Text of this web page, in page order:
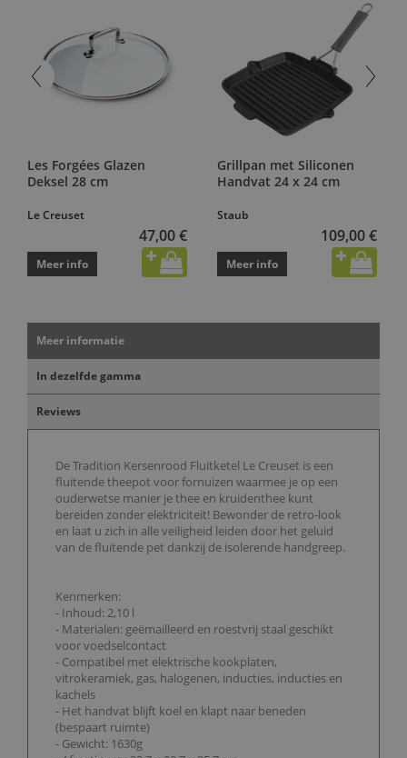
Les Forgées Glazen
Deksel 28 cm
Le Creuset
47,00 €
Meer info
Grillpan met Siliconen
Handvat 24 x 24 cm
Staub
109,00 €
Meer info
Meer informatie
In dezelfde gamma
Reviews
De Tradition Kersenrood Fluitketel Le Creuset is een
fluitende theepot voor fornuizen waarmee je op een
ouderwetse manier je thee en kruidenthee kunt
bereiden zonder elektriciteit! Bewonder de retro-look
en laat u zich in alle veiligheid leiden door het geluid
van de fluitende pet dankzij de isolerende handgreep.
Kenmerken:
- Inhoud: 2,10 l
- Materialen: geëmailleerd en roestvrij staal geschikt
voor voedselcontact
- Compatibel met elektrische kookplaten,
vitrokeramiek, gas, halogenen, inducties, inducties en
kachels
- Het handvat blijft koel en klapt naar beneden
(bespaart ruimte)
- Gewicht: 1630g